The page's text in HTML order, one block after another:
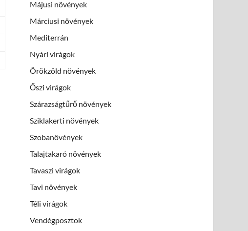
Májusi növények
Márciusi növények
Mediterrán
Nyári virágok
Örökzöld növények
Őszi virágok
Szárazságtűrő növények
Sziklakerti növények
Szobanövények
Talajtakaró növények
Tavaszi virágok
Tavi növények
Téli virágok
Vendégposztok